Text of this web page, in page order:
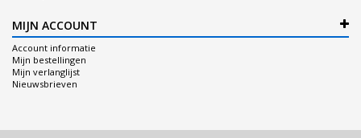
MIJN ACCOUNT
Account informatie
Mijn bestellingen
Mijn verlanglijst
Nieuwsbrieven